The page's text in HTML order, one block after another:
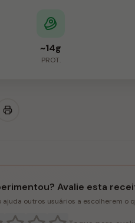
~14g
PROT.
Avalie esta
ajuda outros usuários a escolherem o